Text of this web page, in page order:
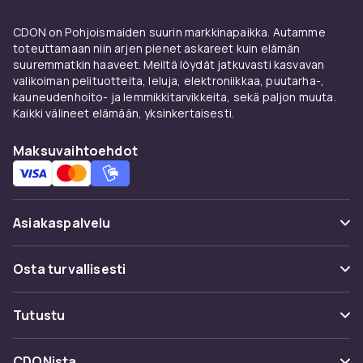
Applen Smart Cover herättää tai sammuttaa
iPadin automaattisesti. Näyttösuoja
karkaistusta lasista (9H) pitää Retina-näytön
vapaana naarmuista.
Laturit ja kaapelit iPadille
30–65W USB-C PD -laturi suositellaan
nopeaan lataukseen. MFi-sertifioidut kaapelit
Osta iPad-tarvikkeet
turvallisesti CDONilta
täydellä luottamuksella.
CDON on Pohjoismaiden suurin markkinapaikka. Autamme
toteuttamaan niin arjen pienet askareet kuin elämän
suuremmatkin haaveet. Meiltä löydät jatkuvasti kasvavan
valikoiman pelituotteita, leluja, elektroniikkaa, puutarha-,
kauneudenhoito- ja lemmikkitarvikkeita, sekä paljon muuta.
Kaikki välineet elämään, yksinkertaisesti.
Maksuvaihtoehdot
Asiakaspalvelu
Usein kysyttyä (UKK)
Seuraa pakettia
Osta turvallisesti
Maksuvaihtoehdot
Toimitus
Tutustu
Kategoriat